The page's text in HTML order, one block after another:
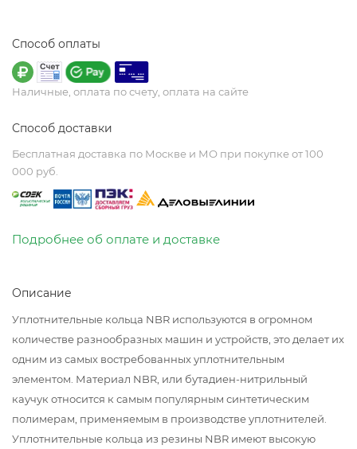
Способ оплаты
Наличные, оплата по счету, оплата на сайте
Способ доставки
Бесплатная доставка по Москве и МО при покупке от 100
000 руб.
Подробнее об оплате и доставке
Описание
Уплотнительные кольца NBR используются в огромном
количестве разнообразных машин и устройств, это делает их
одним из самых востребованных уплотнительным
элементом. Материал NBR, или бутадиен-нитрильный
каучук относится к самым популярным синтетическим
полимерам, применяемым в производстве уплотнителей.
Уплотнительные кольца из резины NBR имеют высокую